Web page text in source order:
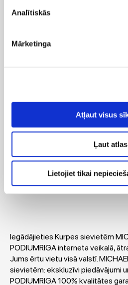
Analītiskās
Mārketinga
Atļaut visus
Ļaut
Lietojiet tikai
Virsjakas Kleitas
Iegādājieties Kurpes sievietēm
PODIUMRIGA interneta veikalā,
Jums ērtu vietu visā valstī.
sievietēm: ekskluzīvi piedāvājumi
PODIUMRIGA 100% kvalitātes